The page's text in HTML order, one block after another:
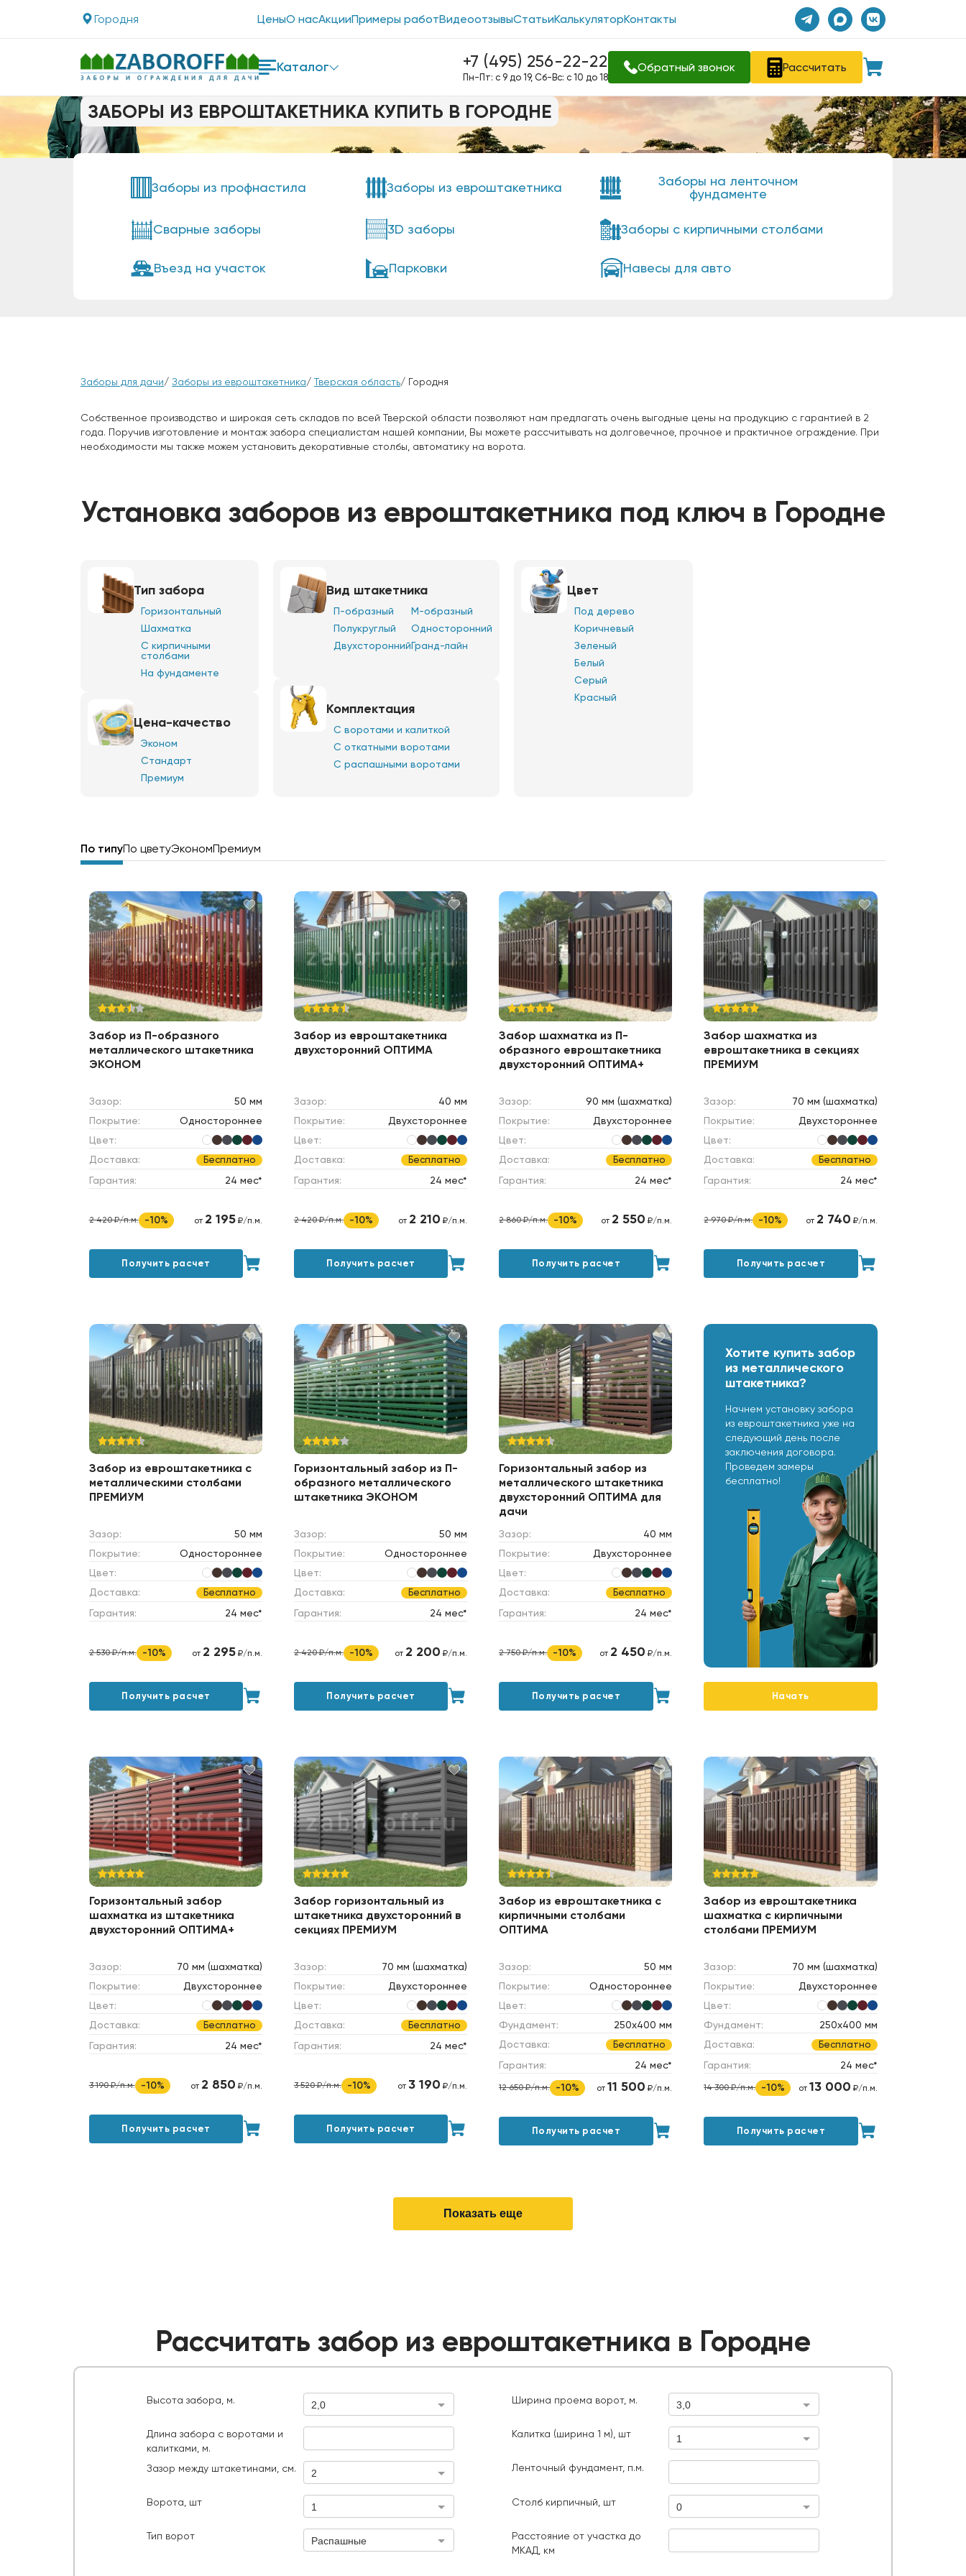
Городня ЦеныО насАкцииПримеры работВидеоотзывыСтатьиКалькуляторКонтакты
Каталог +7 (495) 256-22-22
Пн-Пт: с 9 до 19, Сб-Вс: с 10 до 18
Обратный звонок Рассчитать
ЗАБОРЫ ИЗ ЕВРОШТАКЕТНИКА КУПИТЬ В ГОРОДНЕ
Заборы из профнастила Заборы из евроштакетника
Заборы на ленточном
фундаменте
Сварные заборы 3D заборы Заборы с кирпичными столбами
Въезд на участок Парковки Навесы для авто
Заборы для дачи/ Заборы из евроштакетника/ Тверская область/ Городня
Собственное производство и широкая сеть складов по всей Тверской области позволяют нам предлагать очень выгодные цены на продукцию с гарантией в 2
года. Поручив изготовление и монтаж забора специалистам нашей компании, Вы можете рассчитывать на долговечное, прочное и практичное ограждение. При
необходимости мы также можем установить декоративные столбы, автоматику на ворота.
Установка заборов из евроштакетника под ключ в Городне
Тип забора
Горизонтальный
Шахматка
С кирпичными
столбами
На фундаменте
Цена-качество
Эконом
Стандарт
Премиум
Вид штакетника
П-образный
М-образный
Полукруглый
Односторонний
ДвухстороннийГранд-лайн
Комплектация
С воротами и калиткой
С откатными воротами
С распашными воротами
Цвет
Под дерево
Коричневый
Зеленый
Белый
Серый
Красный
По типуПо цветуЭкономПремиум
Забор из П-образного
металлического штакетника
ЭКОНОМ
Зазор:
50 мм
Покрытие:
Одностороннее
Цвет:
Доставка:
Бесплатно
Гарантия: 24 мес*
2 420 ₽/п.м. -10% от 2 195₽/п.м.
Получить расчет
Забор из евроштакетника
двухсторонний ОПТИМА
Зазор:
40 мм
Покрытие:
Двухстороннее
Цвет:
Доставка:
Бесплатно
Гарантия: 24 мес*
2 420 ₽/п.м. -10% от 2 210 ₽/п.м.
Получить расчет
Забор шахматка из П-
образного евроштакетника
двухсторонний ОПТИМА+
Зазор:
90 мм (шахматка)
Покрытие:
Двухстороннее
Цвет:
Доставка:
Бесплатно
Гарантия: 24 мес*
2 860 ₽/п.м. -10% от 2 550 ₽/п.м.
Получить расчет
Забор шахматка из
евроштакетника в секциях
ПРЕМИУМ
Зазор:
70 мм (шахматка)
Покрытие:
Двухстороннее
Цвет:
Доставка:
Бесплатно
Гарантия: 24 мес*
2 970 ₽/п.м. -10% от 2 740 ₽/п.м.
Получить расчет
Забор из евроштакетника c
металлическими столбами
ПРЕМИУМ
Зазор:
50 мм
Покрытие:
Одностороннее
Цвет:
Доставка:
Бесплатно
Гарантия: 24 мес*
2 530 ₽/п.м. -10% от 2 295₽/п.м.
Получить расчет
Горизонтальный забор из П-
образного металлического
штакетника ЭКОНОМ
Зазор:
50 мм
Покрытие:
Одностороннее
Цвет:
Доставка:
Бесплатно
Гарантия: 24 мес*
2 420 ₽/п.м. -10% от 2 200 ₽/п.м.
Получить расчет
Горизонтальный забор из
металлического штакетника
двухсторонний ОПТИМА для
дачи
Зазор:
40 мм
Покрытие:
Двухстороннее
Цвет:
Доставка:
Бесплатно
Гарантия: 24 мес*
2 750 ₽/п.м. -10% от 2 450 ₽/п.м.
Получить расчет
Хотите купить забор
из металлического
штакетника?
Начнем установку забора
из евроштакетника уже на
следующий день после
заключения договора.
Проведем замеры
бесплатно!
Начать
Горизонтальный забор
шахматка из штакетника
двухсторонний ОПТИМА+
Зазор:
70 мм (шахматка)
Покрытие:
Двухстороннее
Цвет:
Доставка:
Бесплатно
Гарантия: 24 мес*
3 190 ₽/п.м. -10% от 2 850 ₽/п.м.
Получить расчет
Забор горизонтальный из
штакетника двухсторонний в
секциях ПРЕМИУМ
Зазор:
70 мм (шахматка)
Покрытие:
Двухстороннее
Цвет:
Доставка:
Бесплатно
Гарантия: 24 мес*
3 520 ₽/п.м. -10% от 3 190 ₽/п.м.
Получить расчет
Забор из евроштакетника с
кирпичными столбами
ОПТИМА
Зазор:
50 мм
Покрытие:
Одностороннее
Цвет:
Фундамент:
250х400 мм
Доставка:
Бесплатно
Гарантия: 24 мес*
12 650 ₽/п.м. -10% от 11 500 ₽/п.м.
Получить расчет
Забор из евроштакетника
шахматка с кирпичными
столбами ПРЕМИУМ
Зазор:
70 мм (шахматка)
Покрытие:
Двухстороннее
Цвет:
Фундамент:
250х400 мм
Доставка:
Бесплатно
Гарантия: 24 мес*
14 300 ₽/п.м. -10% от 13 000 ₽/п.м.
Получить расчет
Показать еще
Рассчитать забор из евроштакетника в Городне
Высота забора, м. 2,0
Длина забора с воротами и
калитками, м.
Зазор между штакетинами, см.
2
Ворота, шт 1
Тип ворот Распашные
Ширина проема ворот, м. 3,0
Калитка (ширина 1 м), шт 1
Ленточный фундамент, п.м.
Столб кирпичный, шт 0
Расстояние от участка до
МКАД, км
Длина забора с воротами и калитками, м.
Расстояние от участка до МКАД, км